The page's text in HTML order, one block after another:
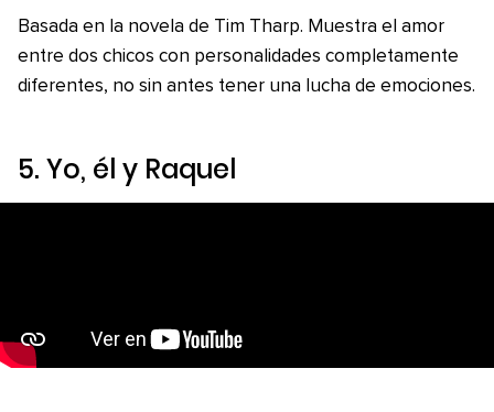
Basada en la novela de Tim Tharp. Muestra el amor
entre dos chicos con personalidades completamente
diferentes, no sin antes tener una lucha de emociones.
5. Yo, él y Raquel